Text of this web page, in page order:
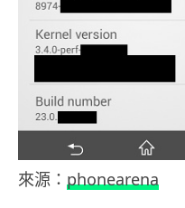
來源： phonearena